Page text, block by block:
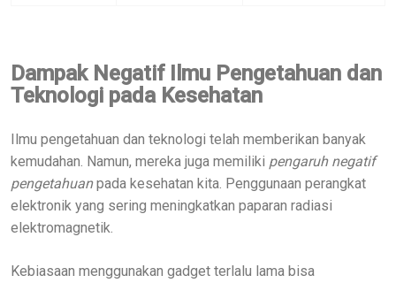
Dampak Negatif Ilmu Pengetahuan dan
Teknologi pada Kesehatan
Ilmu pengetahuan dan teknologi telah memberikan banyak
kemudahan. Namun, mereka juga memiliki pengaruh negatif
pengetahuanpada kesehatan kita. Penggunaan perangkat
elektronik yang sering meningkatkan paparan radiasi
elektromagnetik.
Kebiasaan menggunakan gadget terlalu lama bisa